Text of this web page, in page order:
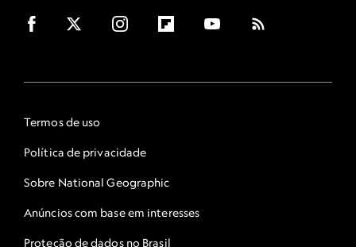
Termos de uso
Política de privacidade
Sobre National Geographic
Anúncios com base em interesses
Proteção de dados no Brasil